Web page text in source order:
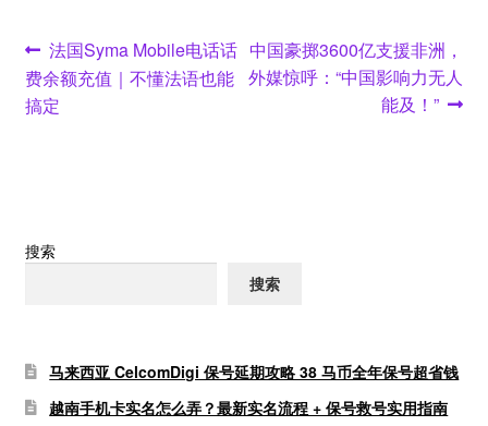
文
章
Previous
post:
法国Syma Mobile电话话
费余额充值｜不懂法语也能
搞定
Next
post:
中国豪掷3600亿支援非洲，
外媒惊呼：“中国影响力无人
能及！”
搜索
搜索
马来西亚 CelcomDigi 保号延期攻略 38 马币全年保号超省钱
越南手机卡实名怎么弄？最新实名流程 + 保号救号实用指南